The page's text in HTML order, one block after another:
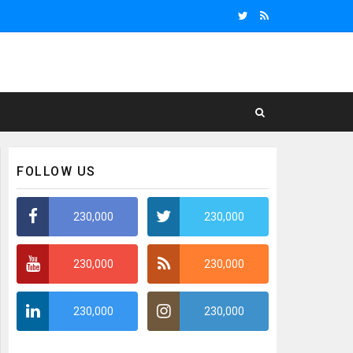
FOLLOW US
230,000 230,000
230,000 230,000
230,000 230,000